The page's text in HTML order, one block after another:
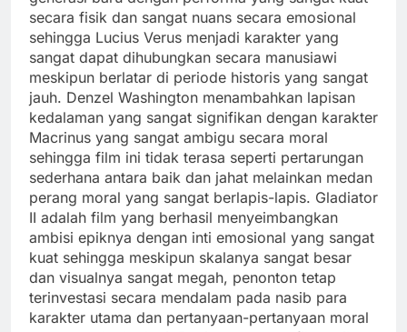
secara fisik dan sangat nuans secara emosional
sehingga Lucius Verus menjadi karakter yang
sangat dapat dihubungkan secara manusiawi
meskipun berlatar di periode historis yang sangat
jauh. Denzel Washington menambahkan lapisan
kedalaman yang sangat signifikan dengan karakter
Macrinus yang sangat ambigu secara moral
sehingga film ini tidak terasa seperti pertarungan
sederhana antara baik dan jahat melainkan medan
perang moral yang sangat berlapis-lapis. Gladiator
II adalah film yang berhasil menyeimbangkan
ambisi epiknya dengan inti emosional yang sangat
kuat sehingga meskipun skalanya sangat besar
dan visualnya sangat megah, penonton tetap
terinvestasi secara mendalam pada nasib para
karakter utama dan pertanyaan-pertanyaan moral